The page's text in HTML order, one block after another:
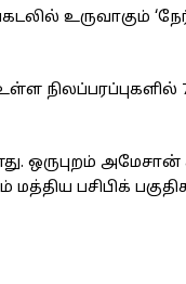
உருவாகும்
நிலப்பரப்புகளில்
அமேசான்
மத்திய பசிபிக்